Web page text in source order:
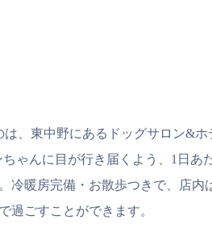
、東中野にあるドッグサロン&ホ
ちゃんに目が行き届くよう、1日あ
冷暖房完備・お散歩つきで、店内
過ごすことができます。